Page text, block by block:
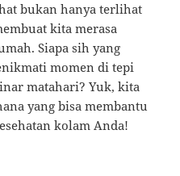
bukan hanya terlihat
kita merasa
Siapa sih yang
momen di tepi
matahari? Yuk, kita
yang bisa membantu
kolam Anda!